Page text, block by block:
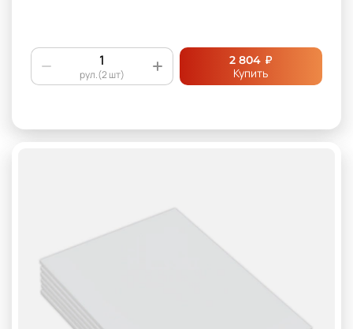
рул.(2 шт)
2 804 ₽
Купить